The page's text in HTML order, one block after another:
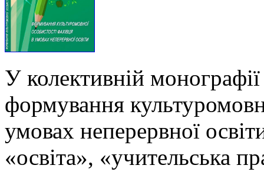
У колективній
формування
умовах неперервної
«освіта», «учительська